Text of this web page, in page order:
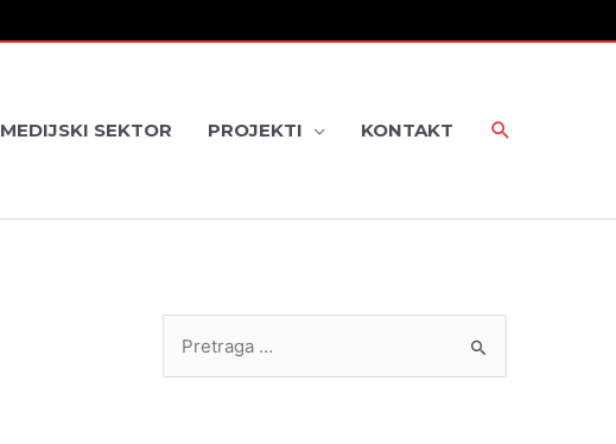
MEDIJSKI SEKTOR PROJEKTI KONTAKT